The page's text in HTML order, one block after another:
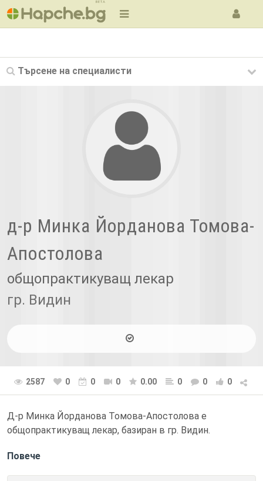
BETA
Търсене на специалисти
д-р Минка Йорданова Томова-
Апостолова
общопрактикуващ лекар
гр. Видин
2587 0 0 0 0.00 0 0 0
Д-р Минка Йорданова Томова-Апостолова е
общопрактикуващ лекар, базиран в гр. Видин.
Повече